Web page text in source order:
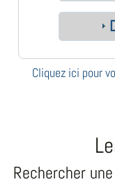
Cliquez ici pour
Rechercher